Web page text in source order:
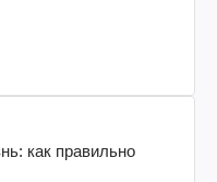
как правильно